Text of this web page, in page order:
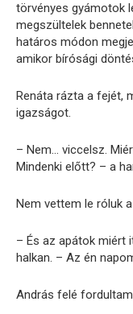
törvényes gyámotok
megszültelek
határos módon
amikor bírósági
Renáta rázta a fejét,
igazságot.
– Nem… viccelsz.
Mindenki előtt? – a
Nem vettem le róluk
– És az apátok miért
halkan. – Az én
András felé